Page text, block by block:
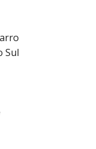
Sul